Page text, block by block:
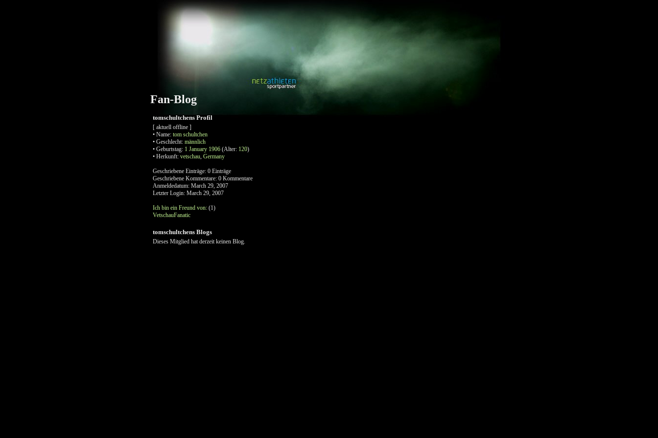
Fan-Blog
tomschultchens Profil
[ aktuell offline ]
• Name: tom schultchen
• Geschlecht: männlich
• Geburtstag: 1 January 1906 (Alter: 120)
• Herkunft: vetschau, Germany
Geschriebene Einträge: 0 Einträge
Geschriebene Kommentare: 0 Kommentare
Anmeldedatum: March 29, 2007
Letzter Login: March 29, 2007
Ich bin ein Freund von: (1)
VetschauFanatic
tomschultchens Blogs
Dieses Mitglied hat derzeit keinen Blog.